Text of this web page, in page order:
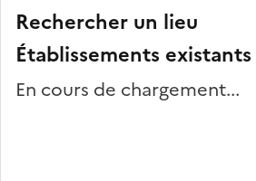
Rechercher un lieu
Établissements
En cours de chargement...